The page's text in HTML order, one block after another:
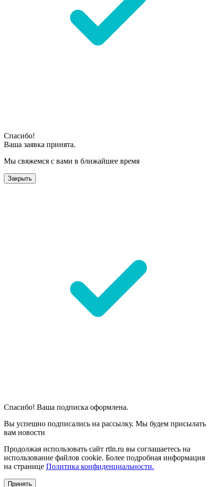
Спасибо!
Ваша заявка принята.
Мы свяжемся с вами в ближайшее время
Закрыть
Спасибо! Ваша подписка оформлена.
Вы успешно подписались на рассылку. Мы будем присылать
вам новости
Продолжая использовать сайт rtln.ru вы соглашаетесь на
использование файлов cookie. Более подробная информация
на странице Политика конфиденциальности.
Принять